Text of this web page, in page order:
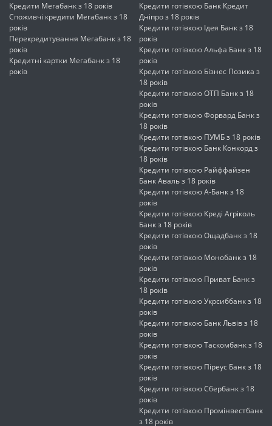
Кредити Мегабанк з 18 років
Споживчі кредити Мегабанк з 18
років
Перекредитування Мегабанк з 18
років
Кредитні картки Мегабанк з 18
років
Кредити готівкою Банк Кредит
Дніпро з 18 років
Кредити готівкою Ідея Банк з 18
років
Кредити готівкою Альфа Банк з 18
років
Кредити готівкою Бізнес Позика з
18 років
Кредити готівкою ОТП Банк з 18
років
Кредити готівкою Форвард Банк з
18 років
Кредити готівкою ПУМБ з 18 років
Кредити готівкою Банк Конкорд з
18 років
Кредити готівкою Райффайзен
Банк Аваль з 18 років
Кредити готівкою А-Банк з 18
років
Кредити готівкою Креді Агріколь
Банк з 18 років
Кредити готівкою Ощадбанк з 18
років
Кредити готівкою Монобанк з 18
років
Кредити готівкою Приват Банк з
18 років
Кредити готівкою Укрсиббанк з 18
років
Кредити готівкою Банк Львів з 18
років
Кредити готівкою Таскомбанк з 18
років
Кредити готівкою Піреус Банк з 18
років
Кредити готівкою Сбербанк з 18
років
Кредити готівкою Промінвестбанк
з 18 років